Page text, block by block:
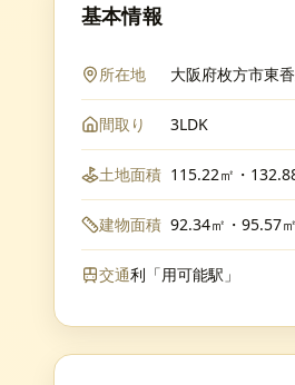
基本情報
所在地 大阪府枚方市東
間取り 3LDK
土地面積 115.22㎡・
建物面積 92.34㎡・95.57
交通利「用可能駅」